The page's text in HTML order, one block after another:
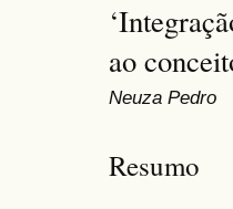
ao
Neuza Pedro
Resumo